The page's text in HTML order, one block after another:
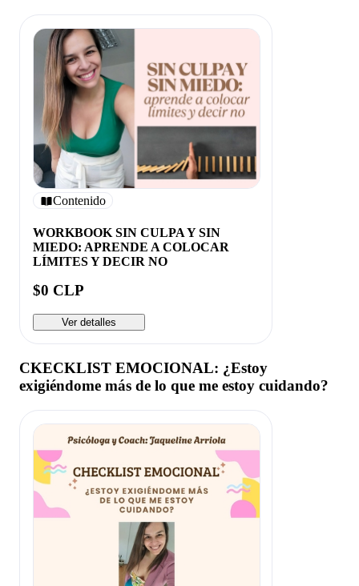
Contenido
WORKBOOK SIN CULPA Y SIN
MIEDO: APRENDE A COLOCAR
LÍMITES Y DECIR NO
$0 CLP
Ver detalles
CKECKLIST EMOCIONAL: ¿Estoy
exigiéndome más de lo que me estoy cuidando?